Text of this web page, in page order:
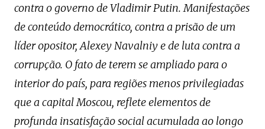
contra o governo de Vladimir Putin. Manifestações
de conteúdo democrático, contra a prisão de um
líder opositor, Alexey Navalniy e de luta contra a
corrupção. O fato de terem se ampliado para o
interior do país, para regiões menos privilegiadas
que a capital Moscou, reflete elementos de
profunda insatisfação social acumulada ao longo